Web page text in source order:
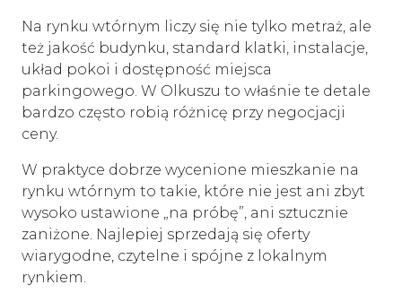
Na rynku wtórnym liczy się nie tylko metraż, ale
też jakość budynku, standard klatki, instalacje,
układ pokoi i dostępność miejsca
parkingowego. W Olkuszu to właśnie te detale
bardzo często robią różnicę przy negocjacji
ceny.
W praktyce dobrze wycenione mieszkanie na
rynku wtórnym to takie, które nie jest ani zbyt
wysoko ustawione „na próbę”, ani sztucznie
zaniżone. Najlepiej sprzedają się oferty
wiarygodne, czytelne i spójne z lokalnym
rynkiem.